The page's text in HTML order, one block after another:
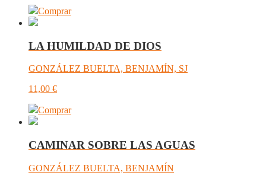
Comprar
LA HUMILDAD DE DIOS
GONZÁLEZ BUELTA, BENJAMÍN, SJ
11,00 €
Comprar
CAMINAR SOBRE LAS AGUAS
GONZÁLEZ BUELTA, BENJAMÍN